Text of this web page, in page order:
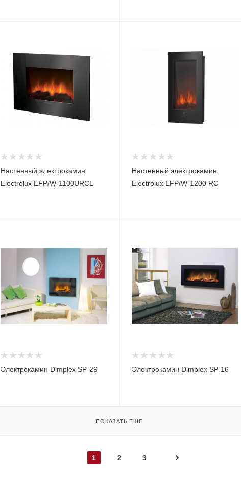
Настенный электрокамин
Electrolux EFP/W-1100URCL
Настенный электрокамин
Electrolux EFP/W-1200 RC
Электрокамин Dimplex SP-29 Электрокамин Dimplex SP-16
ПОКАЗАТЬ ЕЩЕ
1 2 3